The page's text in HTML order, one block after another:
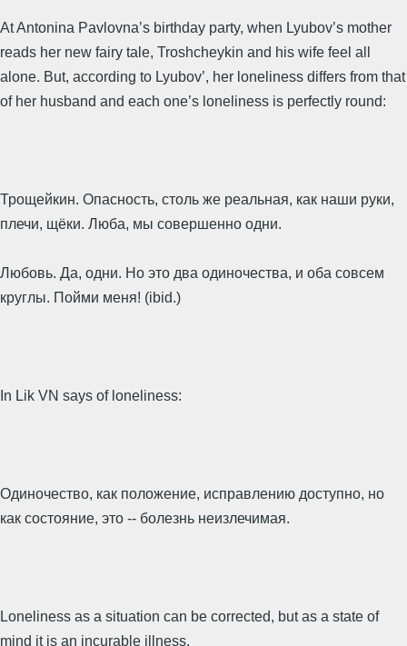
At Antonina Pavlovna’s birthday party, when Lyubov’s mother
reads her new fairy tale, Troshcheykin and his wife feel all
alone. But, according to Lyubov’, her loneliness differs from that
of her husband and each one’s loneliness is perfectly round:
Трощейкин. Опасность, столь же реальная, как наши руки,
плечи, щёки. Люба, мы совершенно одни.
Любовь. Да, одни. Но это два одиночества, и оба совсем
круглы. Пойми меня! (ibid.)
In Lik VN says of loneliness:
Одиночество, как положение, исправлению доступно, но
как состояние, это -- болезнь неизлечимая.
Loneliness as a situation can be corrected, but as a state of
mind it is an incurable illness.